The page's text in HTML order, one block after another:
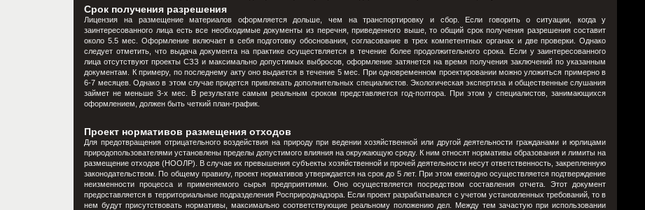
Срок получения разрешения
Лицензия на размещение материалов оформляется дольше, чем на транспортировку и сбор. Если говорить о ситуации, когда у
заинтересованного лица есть все необходимые документы из перечня, приведенного выше, то общий срок получения разрешения составит
около 5.5 мес. Оформление включает в себя подготовку обоснования, согласование в трех компетентных органах и две проверки. Однако
следует отметить, что выдача документа на практике осуществляется в течение более продолжительного срока. Если у заинтересованного
лица отсутствуют проекты СЗЗ и максимально допустимых выбросов, оформление затянется на время получения заключений по указанным
документам. К примеру, по последнему акту оно выдается в течение 5 мес. При одновременном проектировании можно уложиться примерно в
6-7 месяцев. Однако в этом случае придется привлекать дополнительных специалистов. Экологическая экспертиза и общественные слушания
займет не меньше 3-х мес. В результате самым реальным сроком представляется год-полтора. При этом у специалистов, занимающихся
оформлением, должен быть четкий план-график.
Проект нормативов размещения отходов
Для предотвращения отрицательного воздействия на природу при ведении хозяйственной или другой деятельности гражданами и юрлицами
природопользователями установлены пределы допустимого влияния на окружающую среду. К ним относят нормативы образования и лимиты на
размещение отходов (НООЛР). В случае их превышения субъекты хозяйственной и прочей деятельности несут ответственность, закрепленную
законодательством. По общему правилу, проект нормативов утверждается на срок до 5 лет. При этом ежегодно осуществляется подтверждение
неизменности процесса и применяемого сырья предприятиями. Оно осуществляется посредством составления отчета. Этот документ
предоставляется в территориальные подразделения Росприроднадзора. Если проект разрабатывался с учетом установленных требований, то в
нем будут присутствовать нормативы, максимально соответствующие реальному положению дел. Между тем зачастую при использовании